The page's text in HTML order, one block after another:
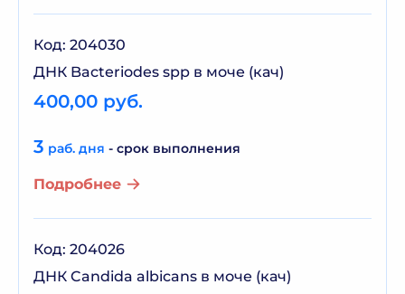
Код: 204030
ДНК Bacteriodes spp в моче (кач)
400,00 руб.
3 раб. дня - срок выполнения
Подробнее
Код: 204026
ДНК Candida albicans в моче (кач)